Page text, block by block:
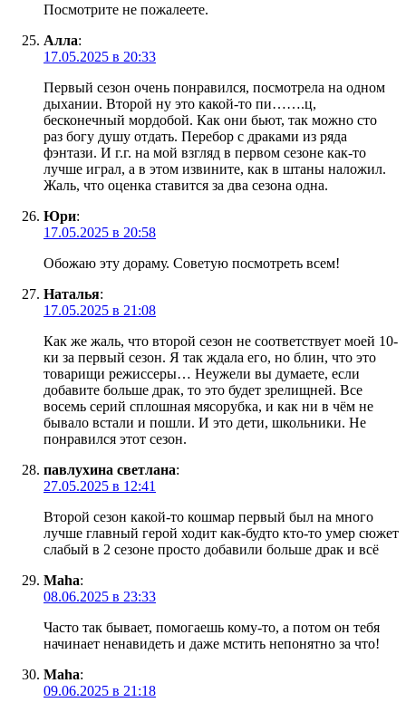
Посмотрите не пожалеете.
Алла:
17.05.2025 в 20:33
Первый сезон очень понравился, посмотрела на одном
дыхании. Второй ну это какой-то пи…….ц,
бесконечный мордобой. Как они бьют, так можно сто
раз богу душу отдать. Перебор с драками из ряда
фэнтази. И г.г. на мой взгляд в первом сезоне как-то
лучше играл, а в этом извините, как в штаны наложил.
Жаль, что оценка ставится за два сезона одна.
Юри:
17.05.2025 в 20:58
Обожаю эту дораму. Советую посмотреть всем!
Наталья:
17.05.2025 в 21:08
Как же жаль, что второй сезон не соответствует моей 10-
ки за первый сезон. Я так ждала его, но блин, что это
товарищи режиссеры… Неужели вы думаете, если
добавите больше драк, то это будет зрелищней. Все
восемь серий сплошная мясорубка, и как ни в чëм не
бывало встали и пошли. И это дети, школьники. Не
понравился этот сезон.
павлухина светлана:
27.05.2025 в 12:41
Второй сезон какой-то кошмар первый был на много
лучше главный герой ходит как-будто кто-то умер сюжет
слабый в 2 сезоне просто добавили больше драк и всё
Maha:
08.06.2025 в 23:33
Часто так бывает, помогаешь кому-то, а потом он тебя
начинает ненавидеть и даже мстить непонятно за что!
Maha:
09.06.2025 в 21:18